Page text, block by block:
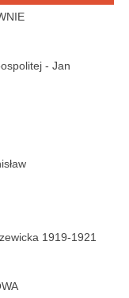
- Jan
1919-1921